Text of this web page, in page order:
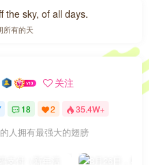
the sky, of all days.
所有的天
关注
18 2 35.4W+
人拥有最强大的翅膀